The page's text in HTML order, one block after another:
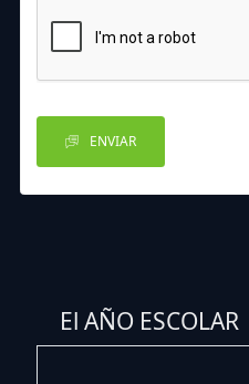
ENVIAR
El AÑO ESCOLAR